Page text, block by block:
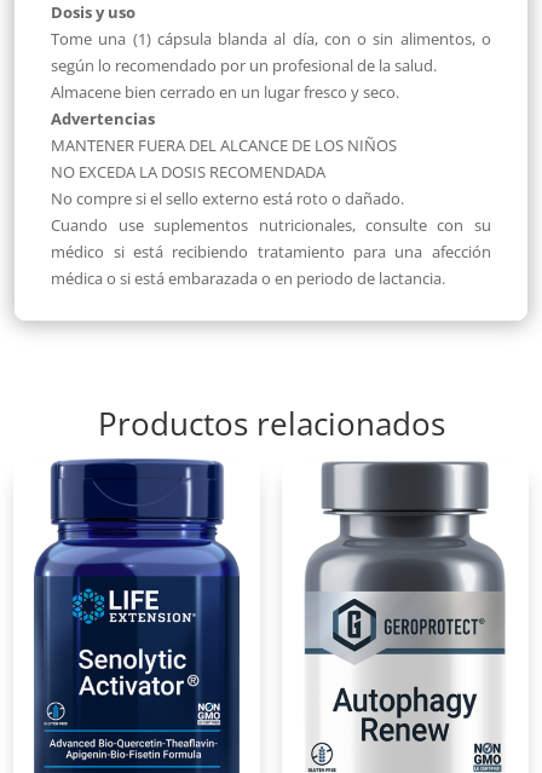
Dosis y uso
Tome una (1) cápsula blanda al día, con o sin alimentos, o
según lo recomendado por un profesional de la salud.
Almacene bien cerrado en un lugar fresco y seco.
Advertencias
MANTENER FUERA DEL ALCANCE DE LOS NIÑOS
NO EXCEDA LA DOSIS RECOMENDADA
No compre si el sello externo está roto o dañado.
Cuando use suplementos nutricionales, consulte con su
médico si está recibiendo tratamiento para una afección
médica o si está embarazada o en periodo de lactancia.
Productos relacionados